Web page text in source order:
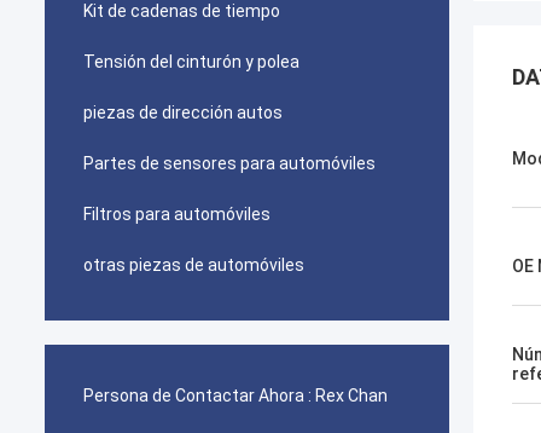
Kit de cadenas de tiempo
Tensión del cinturón y polea
piezas de dirección autos
Partes de sensores para automóviles
Filtros para automóviles
otras piezas de automóviles
Persona de Contactar Ahora : Rex Chan
OE